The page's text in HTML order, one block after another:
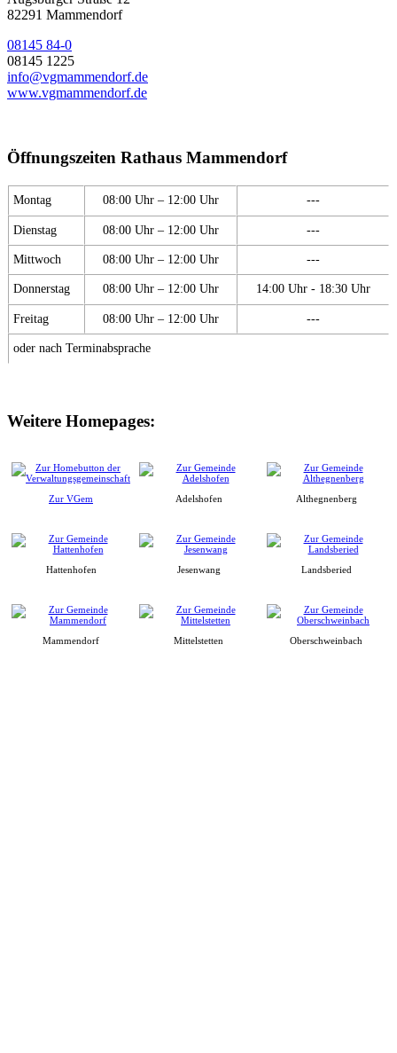
82291 Mammendorf
08145 84-0
08145 1225
info@vgmammendorf.de
www.vgmammendorf.de
Öffnungszeiten Rathaus Mammendorf
Montag 08:00 Uhr – 12:00 Uhr ---
Dienstag 08:00 Uhr – 12:00 Uhr ---
Mittwoch 08:00 Uhr – 12:00 Uhr ---
Donnerstag 08:00 Uhr – 12:00 Uhr 14:00 Uhr - 18:30 Uhr
Freitag 08:00 Uhr – 12:00 Uhr ---
oder nach Terminabsprache
Weitere Homepages:
Zur VGem Adelshofen Althegnenberg
Hattenhofen Jesenwang Landsberied
Mammendorf Mittelstetten Oberschweinbach